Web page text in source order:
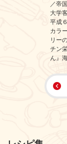
／帝
大学
平成
カラ
リー
チン
ん』